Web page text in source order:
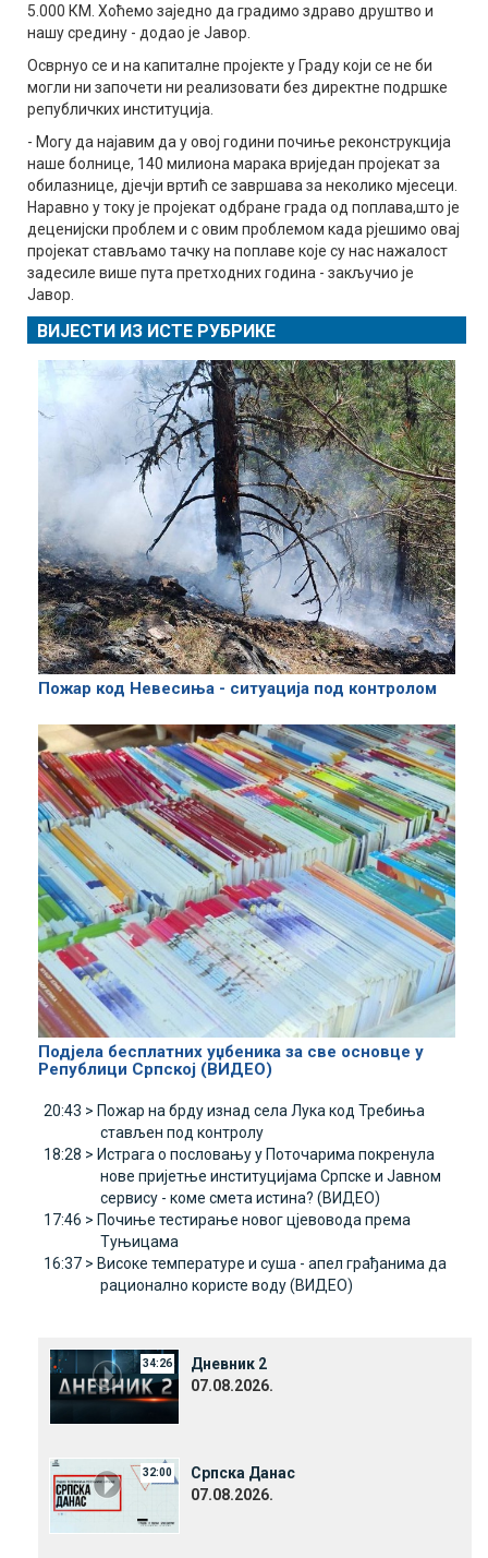
5.000 КМ. Хоћемо заједно да градимо здраво друштво и
нашу средину - додао је Јавор.
Осврнуо се и на капиталне пројекте у Граду који се не би
могли ни започети ни реализовати без директне подршке
републичких институција.
- Могу да најавим да у овој години почиње реконструкција
наше болнице, 140 милиона марака вриједан пројекат за
обилазнице, дјечји вртић се завршава за неколико мјесеци.
Наравно у току је пројекат одбране града од поплава,што је
деценијски проблем и с овим проблемом када рјешимо овај
пројекат стављамо тачку на поплаве које су нас нажалост
задесиле више пута претходних година - закључио је
Јавор.
ВИЈЕСТИ ИЗ ИСТЕ РУБРИКЕ
Пожар код Невесиња - ситуација под контролом
Подјела бесплатних уџбеника за све основце у
Републици Српској (ВИДЕО)
20:43 > Пожар на брду изнад села Лука код Требиња
стављен под контролу
18:28 > Истрага о пословању у Поточарима покренула
нове пријетње институцијама Српске и Јавном
сервису - коме смета истина? (ВИДЕО)
17:46 > Почиње тестирање новог цјевовода према
Туњицама
16:37 > Високе температуре и суша - апел грађанима да
рационално користе воду (ВИДЕО)
34:26
Дневник 2
07.08.2026.
32:00
Српска Данас
07.08.2026.